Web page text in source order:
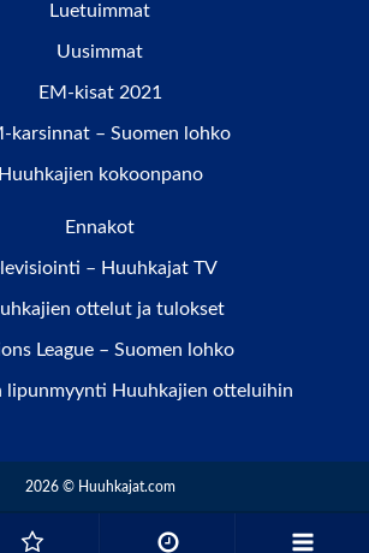
Luetuimmat
Uusimmat
EM-kisat 2021
karsinnat – Suomen lohko
Huuhkajien kokoonpano
Ennakot
– Huuhkajat TV
ottelut ja tulokset
League – Suomen lohko
lipunmyynti Huuhkajien otteluihin
2026 © Huuhkajat.com